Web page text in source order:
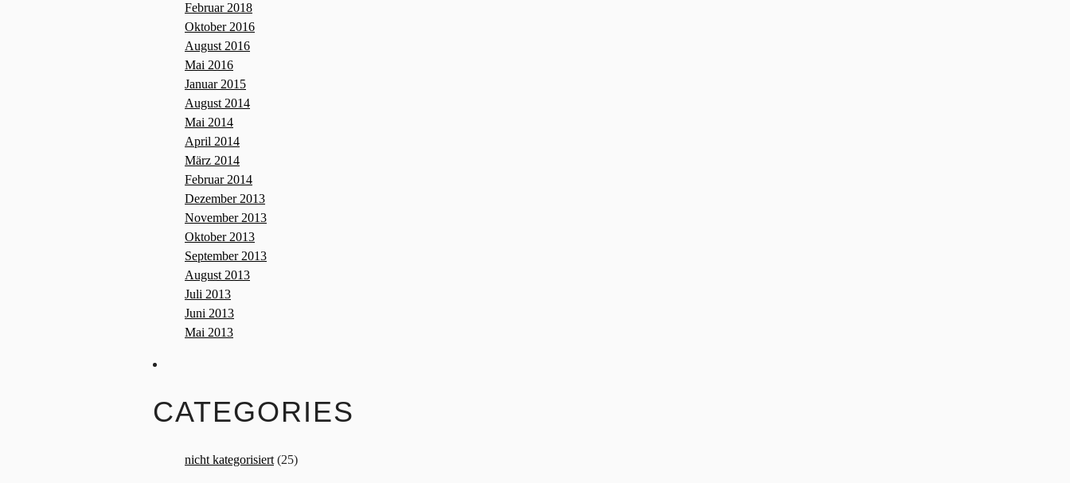
Februar 2018
Oktober 2016
August 2016
Mai 2016
Januar 2015
August 2014
Mai 2014
April 2014
März 2014
Februar 2014
Dezember 2013
November 2013
Oktober 2013
September 2013
August 2013
Juli 2013
Juni 2013
Mai 2013
CATEGORIES
nicht kategorisiert (25)